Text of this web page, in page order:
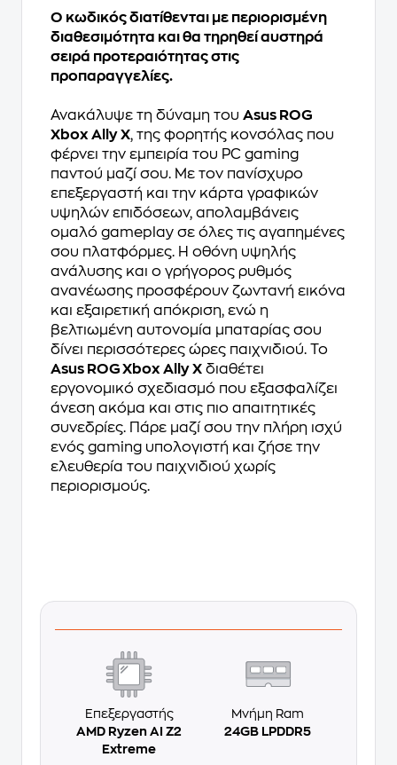
Ο κωδικός διατίθενται με περιορισμένη
διαθεσιμότητα και θα τηρηθεί αυστηρά
σειρά προτεραιότητας στις
προπαραγγελίες.
Ανακάλυψε τη δύναμη του Asus ROG
Xbox Ally X, της φορητής κονσόλας που
φέρνει την εμπειρία του PC gaming
παντού μαζί σου. Με τον πανίσχυρο
επεξεργαστή και την κάρτα γραφικών
υψηλών επιδόσεων, απολαμβάνεις
ομαλό gameplay σε όλες τις αγαπημένες
σου πλατφόρμες. Η οθόνη υψηλής
ανάλυσης και ο γρήγορος ρυθμός
ανανέωσης προσφέρουν ζωντανή εικόνα
και εξαιρετική απόκριση, ενώ η
βελτιωμένη αυτονομία μπαταρίας σου
δίνει περισσότερες ώρες παιχνιδιού. Το
Asus ROG Xbox Ally X διαθέτει
εργονομικό σχεδιασμό που εξασφαλίζει
άνεση ακόμα και στις πιο απαιτητικές
συνεδρίες. Πάρε μαζί σου την πλήρη ισχύ
ενός gaming υπολογιστή και ζήσε την
ελευθερία του παιχνιδιού χωρίς
περιορισμούς.
Επεξεργαστής
AMD Ryzen AI Z2
Extreme
Μνήμη Ram
24GB LPDDR5